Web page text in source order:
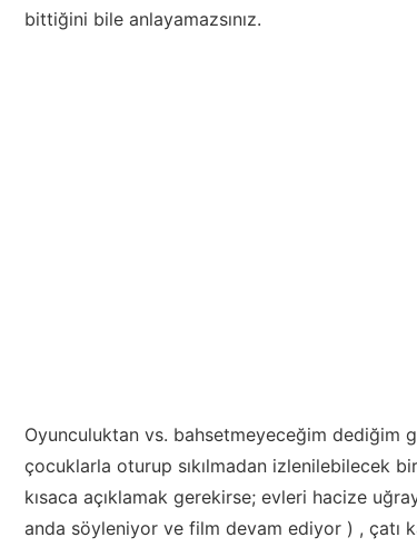
bittiğini bile anlayamazsınız.
Oyunculuktan vs. bahsetmeyeceğim dediğim
çocuklarla oturup sıkılmadan izlenilebilecek
kısaca açıklamak gerekirse; evleri hacize
anda söyleniyor ve film devam ediyor ) , çatı